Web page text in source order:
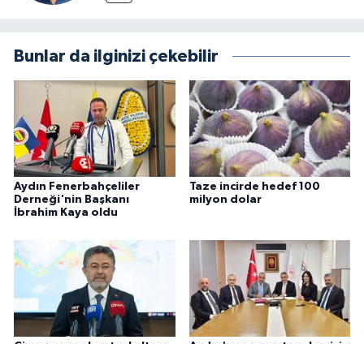
Bunlar da ilginizi çekebilir
Aydın Fenerbahçeliler
Derneği'nin Başkanı
İbrahim Kaya oldu
Taze incirde hedef 100
milyon dolar